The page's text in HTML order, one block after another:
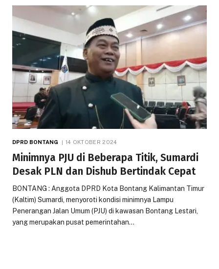
DPRD BONTANG 14 OKTOBER 2024
Minimnya PJU di Beberapa Titik, Sumardi
Desak PLN dan Dishub Bertindak Cepat
BONTANG : Anggota DPRD Kota Bontang Kalimantan Timur
(Kaltim) Sumardi, menyoroti kondisi minimnya Lampu
Penerangan Jalan Umum (PJU) di kawasan Bontang Lestari,
yang merupakan pusat pemerintahan…